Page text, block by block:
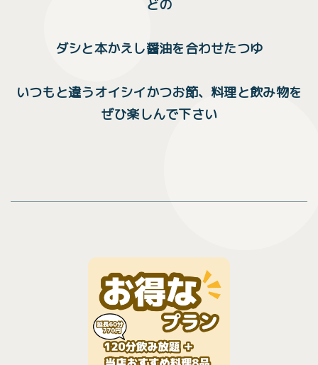
どの
ダシと本かえし醤油を合わせたつゆ
いつもと違うオイシイかつお節、料理と飲み物を
ぜひ楽しんで下さい